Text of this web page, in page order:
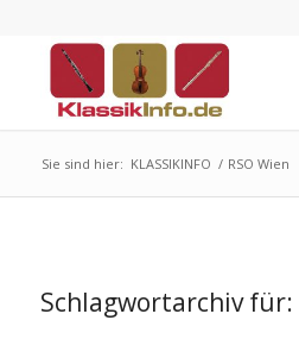
Sie sind hier: KLASSIKINFO / RSO Wien
Schlagwortarchiv für: